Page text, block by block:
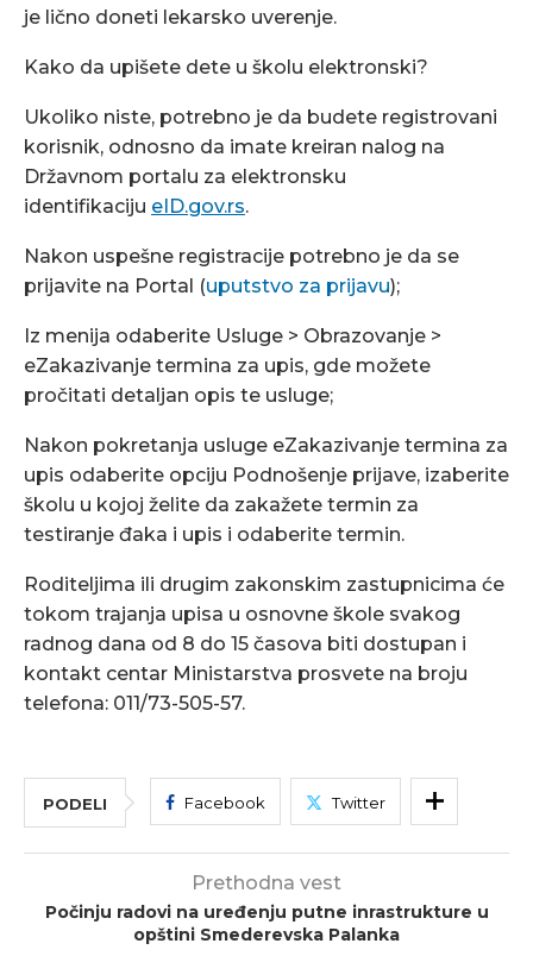
je lično doneti lekarsko uverenje.
Kako da upišete dete u školu elektronski?
Ukoliko niste, potrebno je da budete registrovani
korisnik, odnosno da imate kreiran nalog na
Državnom portalu za elektronsku
identifikaciju eID.gov.rs.
Nakon uspešne registracije potrebno je da se
prijavite na Portal (uputstvo za prijavu);
Iz menija odaberite Usluge > Obrazovanje >
eZakazivanje termina za upis, gde možete
pročitati detaljan opis te usluge;
Nakon pokretanja usluge eZakazivanje termina za
upis odaberite opciju Podnošenje prijave, izaberite
školu u kojoj želite da zakažete termin za
testiranje đaka i upis i odaberite termin.
Roditeljima ili drugim zakonskim zastupnicima će
tokom trajanja upisa u osnovne škole svakog
radnog dana od 8 do 15 časova biti dostupan i
kontakt centar Ministarstva prosvete na broju
telefona: 011/73-505-57.
PODELI Facebook Twitter
Prethodna vest
Počinju radovi na uređenju putne inrastrukture u
opštini Smederevska Palanka